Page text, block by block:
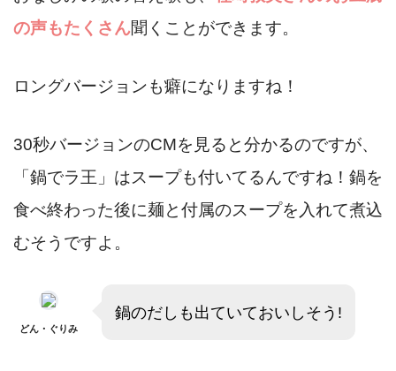
の声もたくさん聞くことができます。
ロングバージョンも癖になりますね！
30秒バージョンのCMを見ると分かるのですが、
「鍋でラ王」はスープも付いてるんですね！鍋を
食べ終わった後に麺と付属のスープを入れて煮込
むそうですよ。
どん・ぐりみ
鍋のだしも出ていておいしそう!